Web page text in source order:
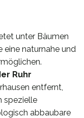
unter Bäumen
eine naturnahe und
Ruhr
entfernt,
spezielle
abbaubare